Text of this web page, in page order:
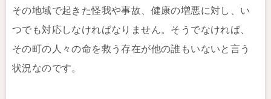
その地域で起きた怪我や事故、健康の増悪に対し、い
つでも対応しなければなりません。そうでなければ、
その町の人々の命を救う存在が他の誰もいないと言う
状況なのです。